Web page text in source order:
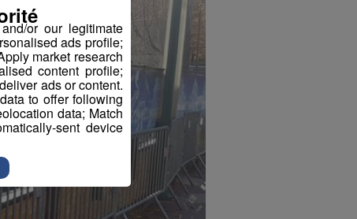
or our legitimate
ads profile;
market research
content profile;
ads or content.
to offer following
data; Match
sent device